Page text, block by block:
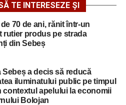
TE INTERESEZE ȘI
70 de ani, rănit într-un
rutier produs pe strada
din Sebeș
Sebeș a decis să reducă
iluminatului public pe timpul
contextul apelului la economii
Bolojan